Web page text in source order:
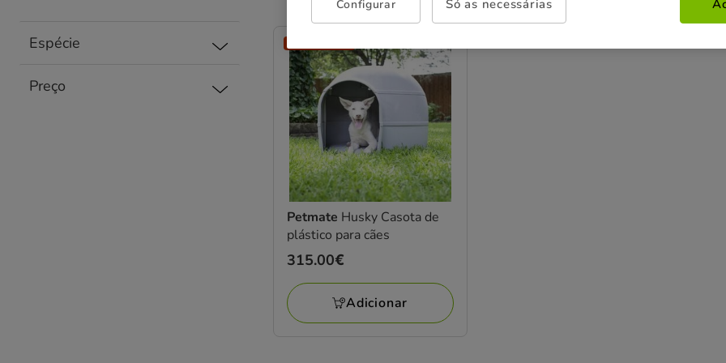
Espécie
Preço
Petmate Husky Casota de
plástico para cães
Preço
315.00€
315.00€
Adicionar
Configurar Só as necessárias